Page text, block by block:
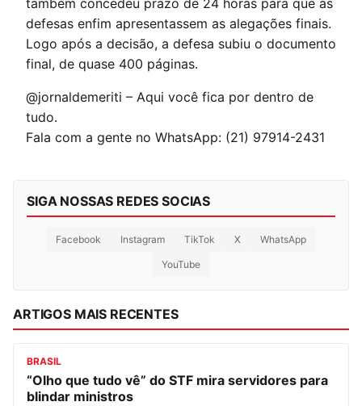
também concedeu prazo de 24 horas para que as
defesas enfim apresentassem as alegações finais.
Logo após a decisão, a defesa subiu o documento
final, de quase 400 páginas.
@jornaldemeriti – Aqui você fica por dentro de
tudo.
Fala com a gente no WhatsApp: (21) 97914-2431
SIGA NOSSAS REDES SOCIAS
Facebook Instagram TikTok X WhatsApp
YouTube
ARTIGOS MAIS RECENTES
BRASIL
“Olho que tudo vê” do STF mira servidores para
blindar ministros